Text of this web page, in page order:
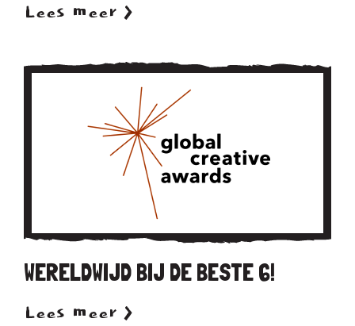
Lees meer >
WERELDWIJD BIJ DE BESTE 6!
Lees meer >